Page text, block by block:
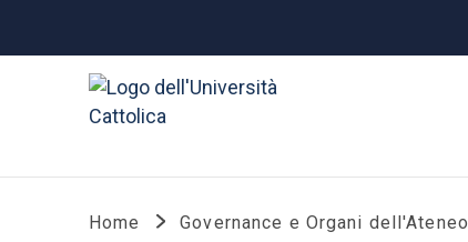
Home Governance e Organi dell'Ateneo